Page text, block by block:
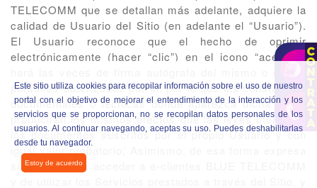
Este sitio utiliza cookies para recopilar información sobre el uso de nuestro
portal con el objetivo de mejorar el entendimiento de la interacción y los
servicios que se proporcionan, no se recopilan datos personales de los
usuarios. Al continuar navegando, aceptas su uso. Puedes deshabilitarlas
desde tu navegador.
TELECOMM que se detallan más adelante, adquiere la
calidad de Usuario del Sitio (en adelante el “Usuario”).
El Usuario reconoce que el hecho de oprimir
electrónicamente (hacer “clic”) en el icono “aceptar”,
personas autorizadas por él, por lo que las constancias
documentales o técnicas donde aparezca dicha firma,
producirán los mismos efectos que las leyes otorgan a
los documentos suscritos por el propio Usuario y con
igual valor probatorio; Asimismo, de esa forma expresa
su voluntad de acceder a e-clientes BLUE TELECOMM